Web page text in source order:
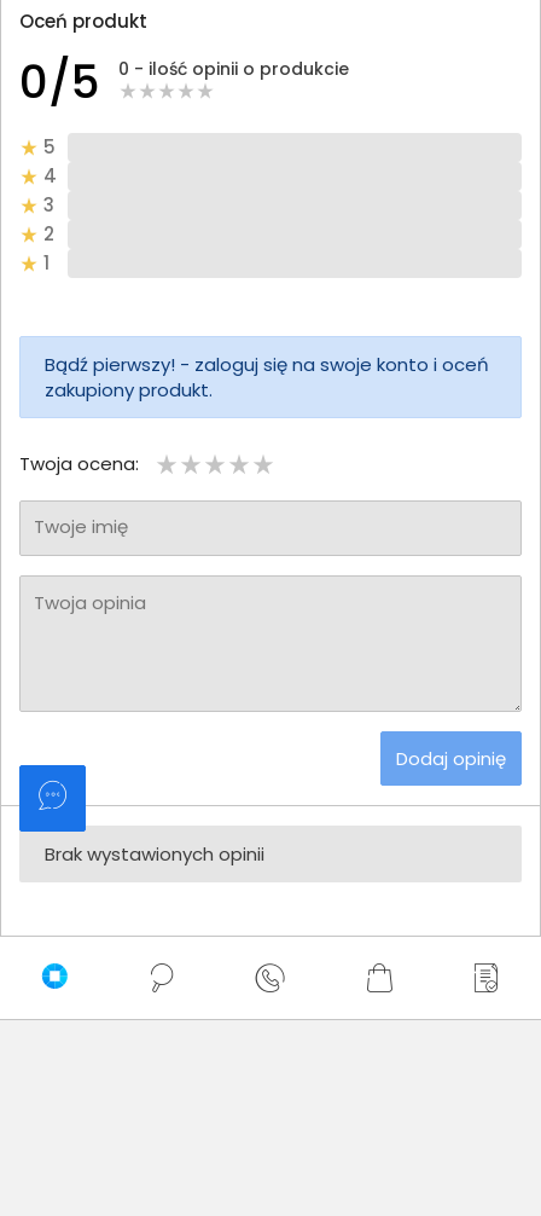
Oceń produkt
0/5 0 - ilość opinii o produkcie
5
4
3
2
1
Bądź pierwszy! - zaloguj się na swoje konto i oceń
zakupiony produkt.
Twoja ocena:
Twoje imię
Twoja opinia
Dodaj opinię
Brak wystawionych opinii
Zaufali nam